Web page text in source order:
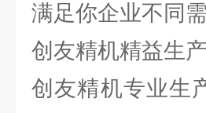
满足你企业不同需
创友精机精益生
创友精机专业生